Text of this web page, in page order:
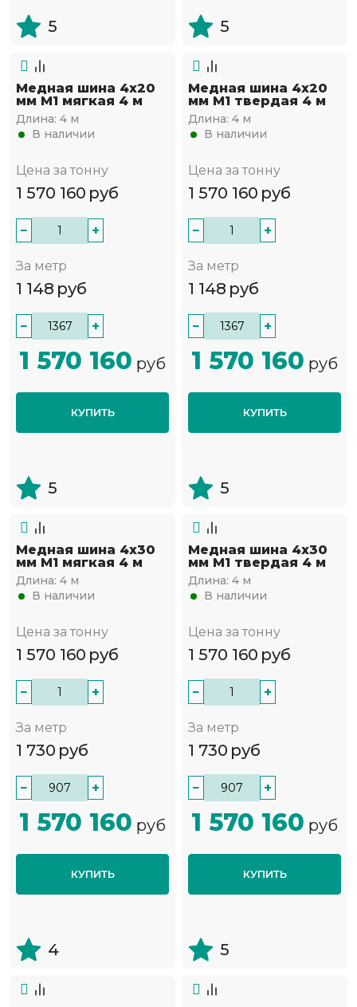
5 5
Медная шина 4х20
мм М1 мягкая 4 м
Длина: 4 м
В наличии
Цена за тонну
1 570 160 руб
− +
За метр
1 148 руб
− +
1 570 160 руб
КУПИТЬ
5
Медная шина 4х20
мм М1 твердая 4 м
Длина: 4 м
В наличии
Цена за тонну
1 570 160 руб
− +
За метр
1 148 руб
− +
1 570 160 руб
КУПИТЬ
5
Медная шина 4х30
мм М1 мягкая 4 м
Длина: 4 м
В наличии
Цена за тонну
1 570 160 руб
− +
За метр
1 730 руб
− +
1 570 160 руб
КУПИТЬ
4
Медная шина 4х30
мм М1 твердая 4 м
Длина: 4 м
В наличии
Цена за тонну
1 570 160 руб
− +
За метр
1 730 руб
− +
1 570 160 руб
КУПИТЬ
5